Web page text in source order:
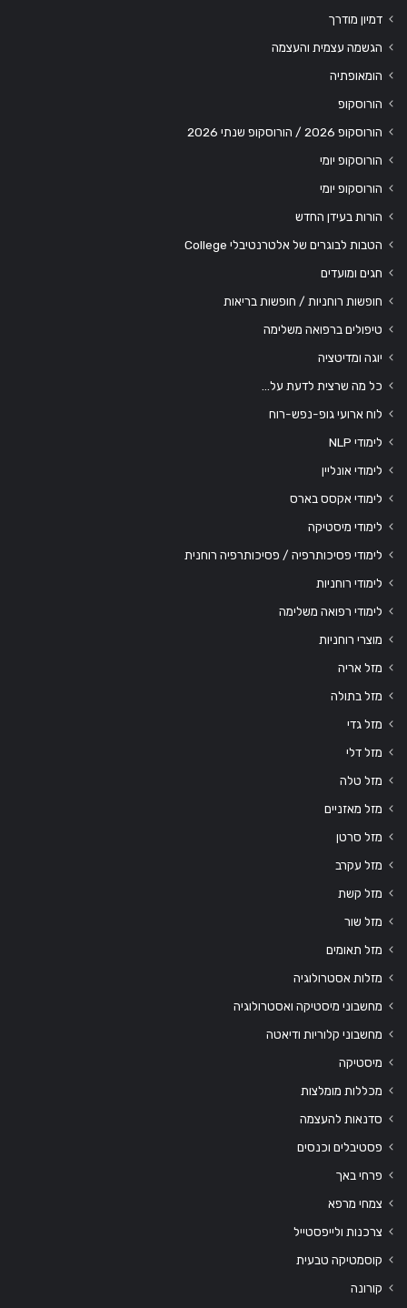
דמיון מודרך
הגשמה עצמית והעצמה
הומאופתיה
הורוסקופ
הורוסקופ 2026 / הורוסקופ שנתי 2026
הורוסקופ יומי
הורוסקופ יומי
הורות בעידן החדש
הטבות לבוגרים של אלטרנטיבלי College
חגים ומועדים
חופשות רוחניות / חופשות בריאות
טיפולים ברפואה משלימה
יוגה ומדיטציה
כל מה שרצית לדעת על…
לוח ארועי גופ-נפש-רוח
לימודי NLP
לימודי אונליין
לימודי אקסס בארס
לימודי מיסטיקה
לימודי פסיכותרפיה / פסיכותרפיה רוחנית
לימודי רוחניות
לימודי רפואה משלימה
מוצרי רוחניות
מזל אריה
מזל בתולה
מזל גדי
מזל דלי
מזל טלה
מזל מאזניים
מזל סרטן
מזל עקרב
מזל קשת
מזל שור
מזל תאומים
מזלות אסטרולוגיה
מחשבוני מיסטיקה ואסטרולוגיה
מחשבוני קלוריות ודיאטה
מיסטיקה
מכללות מומלצות
סדנאות להעצמה
פסטיבלים וכנסים
פרחי באך
צמחי מרפא
צרכנות ולייפסטייל
קוסמטיקה טבעית
קורונה